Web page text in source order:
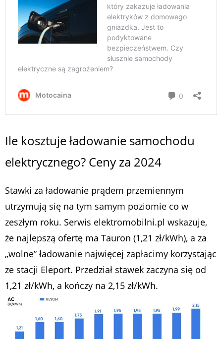
Ile kosztuje ładowanie samochodu
elektrycznego? Ceny za 2024
Stawki za ładowanie prądem przemiennym
utrzymują się na tym samym poziomie co w
zeszłym roku. Serwis elektromobilni.pl wskazuje,
że najlepszą ofertę ma Tauron (1,21 zł/kWh), a za
„wolne” ładowanie najwięcej zapłacimy korzystając
ze stacji Eleport. Przedział stawek zaczyna się od
1,21 zł/kWh, a kończy na 2,15 zł/kWh.